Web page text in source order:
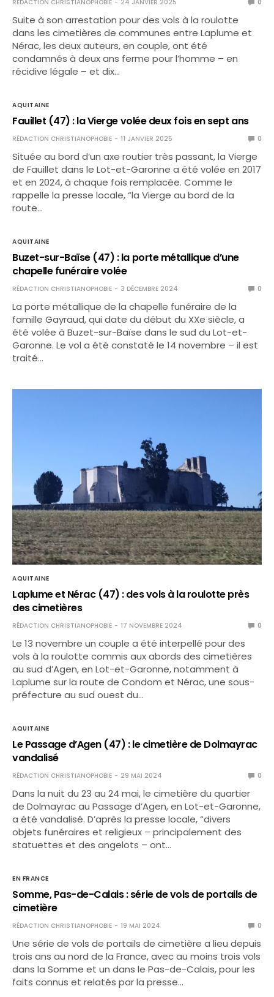
RÉDACTION CHRISTIANOPHOBIE 24 JANVIER 2025 0
Suite à son arrestation pour des vols à la roulotte
dans les cimetières de communes entre Laplume et
Nérac, les deux auteurs, en couple, ont été
condamnés à deux ans ferme pour l’homme – en
récidive légale – et dix…
AQUITAINE
Fauillet (47) : la Vierge volée deux fois en sept ans
RÉDACTION CHRISTIANOPHOBIE 11 JANVIER 2025 0
Située au bord d’un axe routier très passant, la Vierge
de Fauillet dans le Lot-et-Garonne a été volée en 2017
et en 2024, à chaque fois remplacée. Comme le
rappelle la presse locale, “la Vierge au bord de la
route…
AQUITAINE
Buzet-sur-Baïse (47) : la porte métallique d’une
chapelle funéraire volée
RÉDACTION CHRISTIANOPHOBIE 3 DÉCEMBRE 2024 0
La porte métallique de la chapelle funéraire de la
famille Gayraud, qui date du début du XXe siècle, a
été volée à Buzet-sur-Baïse dans le sud du Lot-et-
Garonne. Le vol a été constaté le 14 novembre – il est
traité…
AQUITAINE
Laplume et Nérac (47) : des vols à la roulotte près
des cimetières
RÉDACTION CHRISTIANOPHOBIE 17 NOVEMBRE 2024 0
Le 13 novembre un couple a été interpellé pour des
vols à la roulotte commis aux abords des cimetières
au sud d’Agen, en Lot-et-Garonne, notamment à
Laplume sur la route de Condom et Nérac, une sous-
préfecture au sud ouest du…
AQUITAINE
Le Passage d’Agen (47) : le cimetière de Dolmayrac
vandalisé
RÉDACTION CHRISTIANOPHOBIE 29 MAI 2024 0
Dans la nuit du 23 au 24 mai, le cimetière du quartier
de Dolmayrac au Passage d’Agen, en Lot-et-Garonne,
a été vandalisé. D’après la presse locale, “divers
objets funéraires et religieux – principalement des
statuettes et des angelots – ont…
EN FRANCE
Somme, Pas-de-Calais : série de vols de portails de
cimetière
RÉDACTION CHRISTIANOPHOBIE 19 MAI 2024 0
Une série de vols de portails de cimetière a lieu depuis
trois ans au nord de la France, avec au moins trois vols
dans la Somme et un dans le Pas-de-Calais, pour les
faits connus et relatés par la presse…